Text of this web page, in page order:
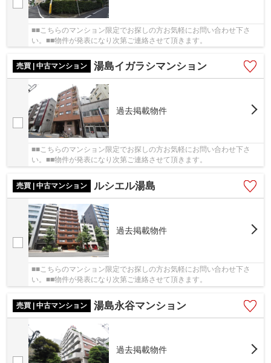
■■こちらのマンション限定でお探しの方お気軽にお問い合わせ下さ
い。■■物件が発表になり次第ご連絡させて頂きます。
売買 | 中古マンション 湯島イガラシマンション
過去掲載物件
■■こちらのマンション限定でお探しの方お気軽にお問い合わせ下さ
い。■■物件が発表になり次第ご連絡させて頂きます。
売買 | 中古マンション ルシエル湯島
過去掲載物件
■■こちらのマンション限定でお探しの方お気軽にお問い合わせ下さ
い。■■物件が発表になり次第ご連絡させて頂きます。
売買 | 中古マンション 湯島永谷マンション
過去掲載物件